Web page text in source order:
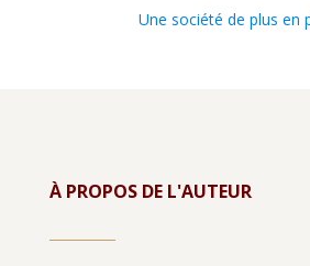
Une société de plus en
À PROPOS DE L'AUTEUR